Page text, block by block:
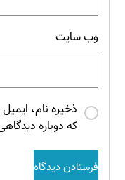
وب‌ سایت
ذخیره نام،
که دوباره
فرستادن دیدگاه